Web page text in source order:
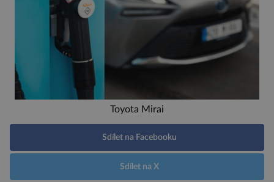
Toyota Mirai
Sdílet na Facebooku
Sdílet na X